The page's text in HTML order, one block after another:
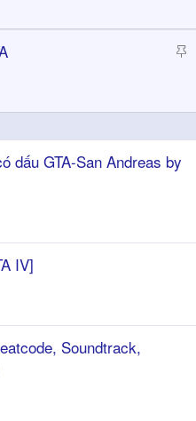
h c
kS
c
y
dấu GTA-San Andreas by
IV]
Soundtrack,